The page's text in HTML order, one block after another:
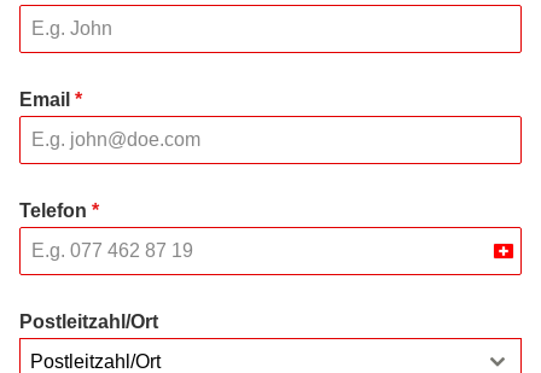
Email *
Telefon *
Postleitzahl/Ort
Postleitzahl/Ort